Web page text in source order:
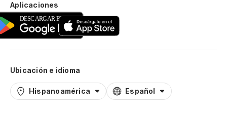
Aplicaciones
Ubicación e idioma
Hispanoamérica Español